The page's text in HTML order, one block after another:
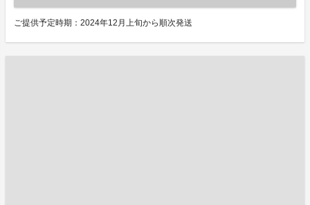
ご提供予定時期：2024年12月上旬から順次発送